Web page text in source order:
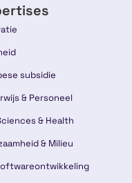
subsidie
& Personeel
& Health
& Milieu